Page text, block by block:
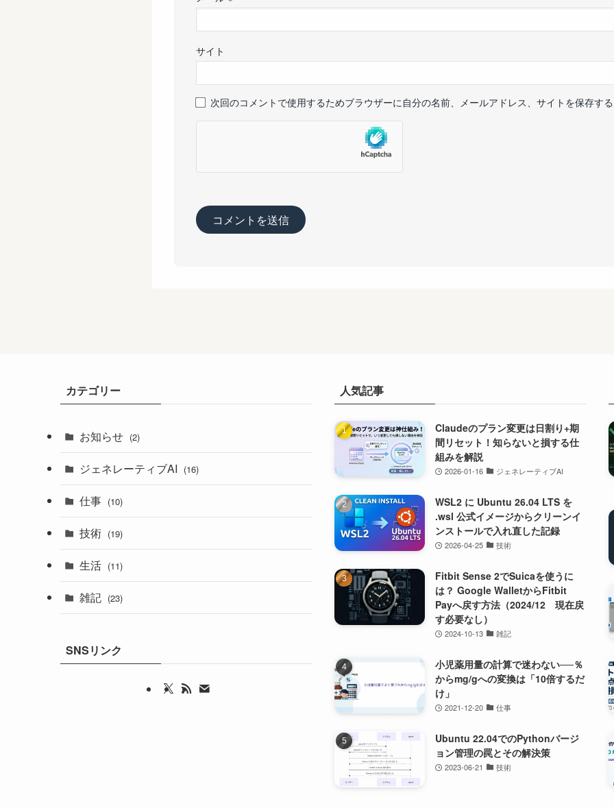
サイト
次回のコメントで使用するためブラウザーに自分の名前、メールアドレス、サイトを保存す
カテゴリー
お知らせ (2)
ジェネレーティブAI (16)
仕事 (10)
技術 (19)
生活 (11)
雑記 (23)
SNSリンク
人気記事
Claudeのプラン変更は日割り+期
間リセット！知らないと損する仕
組みを解説
2026-01-16 ジェネレーティブAI
WSL2 に Ubuntu 26.04 LTS を
.wsl 公式イメージからクリーンイ
ンストールで入れ直した記録
2026-04-25 技術
Fitbit Sense 2でSuicaを使うに
は？ Google WalletからFitbit
Payへ戻す方法（2024/12 現在戻
す必要なし）
2024-10-13 雑記
小児薬用量の計算で迷わない──％
からmg/gへの変換は「10倍するだ
け」
2021-12-20 仕事
Ubuntu 22.04でのPythonバージ
ョン管理の罠とその解決策
2023-06-21 技術